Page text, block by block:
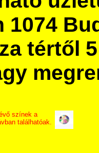
1074
tértől
színek a
találhatóak.